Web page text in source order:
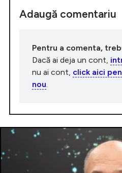
Adaugă comentariu
Pentru a comenta,
Dacă ai deja un cont,
nu ai cont, click aici
nou